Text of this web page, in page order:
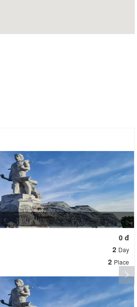
0 đ
2 Day
2 Place